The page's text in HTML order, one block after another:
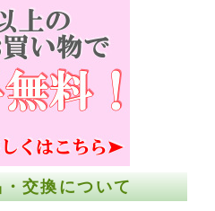
交換について